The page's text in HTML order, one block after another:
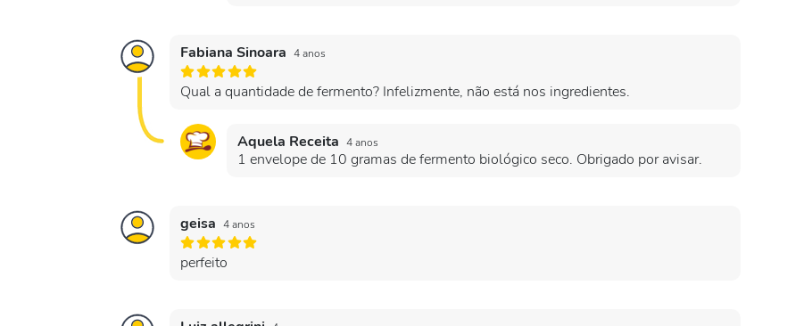
Fabiana Sinoara 4 anos
Qual a quantidade de fermento? Infelizmente, não está nos ingredientes.
Aquela Receita 4 anos
1 envelope de 10 gramas de fermento biológico seco. Obrigado por avisar.
geisa 4 anos
perfeito